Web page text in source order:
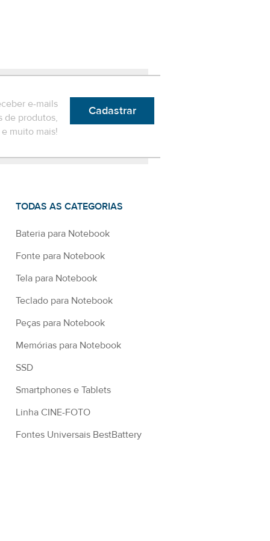
e-mails
de produtos,
muito mais!
Cadastrar
TODAS AS CATEGORIAS
Bateria para Notebook
Fonte para Notebook
Tela para Notebook
Teclado para Notebook
Peças para Notebook
Memórias para Notebook
SSD
Smartphones e Tablets
Linha CINE-FOTO
Fontes Universais BestBattery